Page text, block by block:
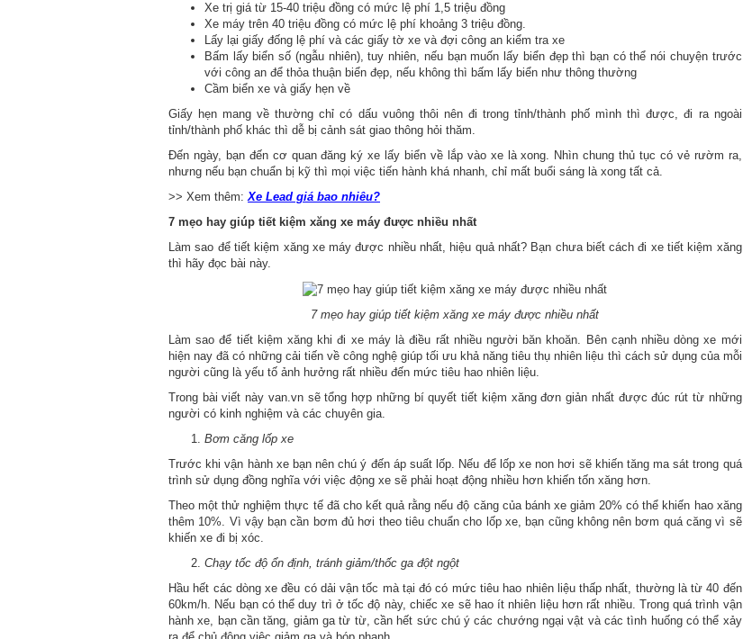
Xe trị giá từ 15-40 triệu đồng có mức lệ phí 1,5 triệu đồng
Xe máy trên 40 triệu đồng có mức lệ phí khoảng 3 triệu đồng.
Lấy lại giấy đống lệ phí và các giấy tờ xe và đợi công an kiểm tra xe
Bấm lấy biển số (ngẫu nhiên), tuy nhiên, nếu bạn muốn lấy biển đẹp thì bạn có thể nói chuyện trước
với công an để thỏa thuận biển đẹp, nếu không thì bấm lấy biển như thông thường
Cầm biển xe và giấy hẹn về
Giấy hẹn mang về thường chỉ có dấu vuông thôi nên đi trong tỉnh/thành phố mình thì được, đi ra ngoài
tỉnh/thành phố khác thì dễ bị cảnh sát giao thông hỏi thăm.
Đến ngày, bạn đến cơ quan đăng ký xe lấy biển về lắp vào xe là xong. Nhìn chung thủ tục có vẻ rườm ra,
nhưng nếu bạn chuẩn bị kỹ thì mọi việc tiến hành khá nhanh, chỉ mất buổi sáng là xong tất cả.
>> Xem thêm:Xe Lead giá bao nhiêu?
7 mẹo hay giúp tiết kiệm xăng xe máy được nhiều nhất
Làm sao để tiết kiệm xăng xe máy được nhiều nhất, hiệu quả nhất? Bạn chưa biết cách đi xe tiết kiệm xăng
thì hãy đọc bài này.
7 mẹo hay giúp tiết kiệm xăng xe máy được nhiều nhất
Làm sao để tiết kiệm xăng khi đi xe máy là điều rất nhiều người băn khoăn. Bên cạnh nhiều dòng xe mới
hiện nay đã có những cải tiến về công nghệ giúp tối ưu khả năng tiêu thụ nhiên liệu thì cách sử dụng của mỗi
người cũng là yếu tố ảnh hưởng rất nhiều đến mức tiêu hao nhiên liệu.
Trong bài viết này van.vn sẽ tổng hợp những bí quyết tiết kiệm xăng đơn giản nhất được đúc rút từ những
người có kinh nghiệm và các chuyên gia.
Bơm căng lốp xe
Trước khi vận hành xe bạn nên chú ý đến áp suất lốp. Nếu để lốp xe non hơi sẽ khiến tăng ma sát trong quá
trình sử dụng đồng nghĩa với việc động xe sẽ phải hoạt động nhiều hơn khiến tốn xăng hơn.
Theo một thử nghiệm thực tế đã cho kết quả rằng nếu độ căng của bánh xe giảm 20% có thể khiến hao xăng
thêm 10%. Vì vậy bạn cần bơm đủ hơi theo tiêu chuẩn cho lốp xe, bạn cũng không nên bơm quá căng vì sẽ
khiến xe đi bị xóc.
Chạy tốc độ ổn định, tránh giảm/thốc ga đột ngột
Hầu hết các dòng xe đều có dải vận tốc mà tại đó có mức tiêu hao nhiên liệu thấp nhất, thường là từ 40 đến
60km/h. Nếu bạn có thể duy trì ở tốc độ này, chiếc xe sẽ hao ít nhiên liệu hơn rất nhiều. Trong quá trình vận
hành xe, bạn cần tăng, giảm ga từ từ, cần hết sức chú ý các chướng ngại vật và các tình huống có thể xảy